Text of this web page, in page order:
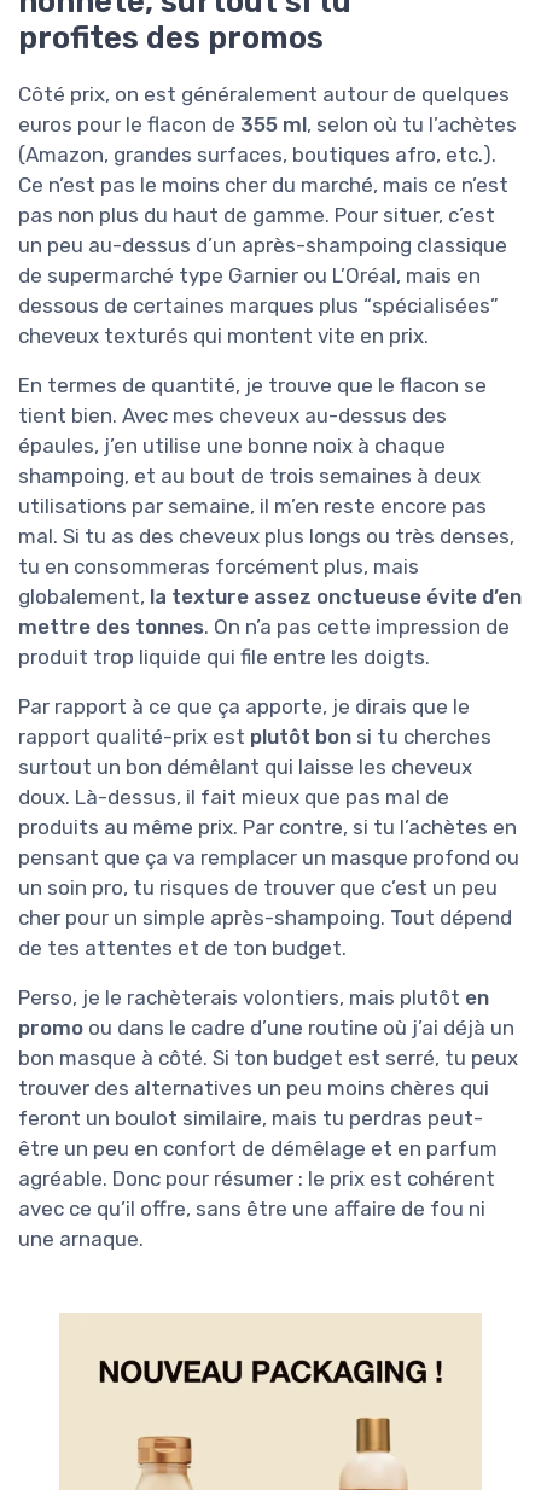
profites des promos
Côté prix, on est généralement autour de quelques
euros pour le flacon de 355 ml, selon où tu l’achètes
(Amazon, grandes surfaces, boutiques afro, etc.).
Ce n’est pas le moins cher du marché, mais ce n’est
pas non plus du haut de gamme. Pour situer, c’est
un peu au-dessus d’un après-shampoing classique
de supermarché type Garnier ou L’Oréal, mais en
dessous de certaines marques plus “spécialisées”
cheveux texturés qui montent vite en prix.
En termes de quantité, je trouve que le flacon se
tient bien. Avec mes cheveux au-dessus des
épaules, j’en utilise une bonne noix à chaque
shampoing, et au bout de trois semaines à deux
utilisations par semaine, il m’en reste encore pas
mal. Si tu as des cheveux plus longs ou très denses,
tu en consommeras forcément plus, mais
globalement, la texture assez onctueuse évite d’en
mettre des tonnes. On n’a pas cette impression de
produit trop liquide qui file entre les doigts.
Par rapport à ce que ça apporte, je dirais que le
rapport qualité-prix est plutôt bon si tu cherches
surtout un bon démêlant qui laisse les cheveux
doux. Là-dessus, il fait mieux que pas mal de
produits au même prix. Par contre, si tu l’achètes en
pensant que ça va remplacer un masque profond ou
un soin pro, tu risques de trouver que c’est un peu
cher pour un simple après-shampoing. Tout dépend
de tes attentes et de ton budget.
Perso, je le rachèterais volontiers, mais plutôt en
promo ou dans le cadre d’une routine où j’ai déjà un
bon masque à côté. Si ton budget est serré, tu peux
trouver des alternatives un peu moins chères qui
feront un boulot similaire, mais tu perdras peut-
être un peu en confort de démêlage et en parfum
agréable. Donc pour résumer : le prix est cohérent
avec ce qu’il offre, sans être une affaire de fou ni
une arnaque.